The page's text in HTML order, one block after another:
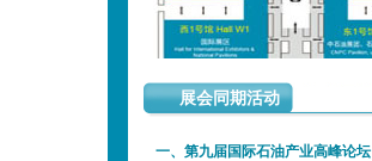
展会同期活动
一、第九届国际石油产业高峰论坛